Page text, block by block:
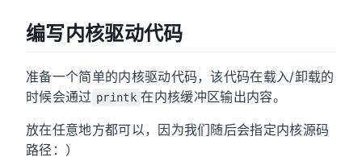
放在任意地方都可以，因为我们随后会指定内核源码
路径：）
2
3
* hello.c